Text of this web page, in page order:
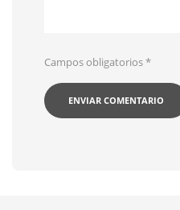
Campos obligatorios*